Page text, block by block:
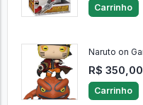
Carrinho
Naruto on
R$ 350,00
Carrinho